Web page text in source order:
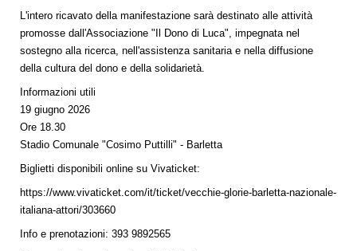
L'intero ricavato della manifestazione sarà destinato alle attività
promosse dall'Associazione "Il Dono di Luca", impegnata nel
sostegno alla ricerca, nell'assistenza sanitaria e nella diffusione
della cultura del dono e della solidarietà.
Informazioni utili
19 giugno 2026
Ore 18.30
Stadio Comunale "Cosimo Puttilli" - Barletta
Biglietti disponibili online su Vivaticket:
https://www.vivaticket.com/it/ticket/vecchie-glorie-barletta-nazionale-
italiana-attori/303660
Info e prenotazioni: 393 9892565